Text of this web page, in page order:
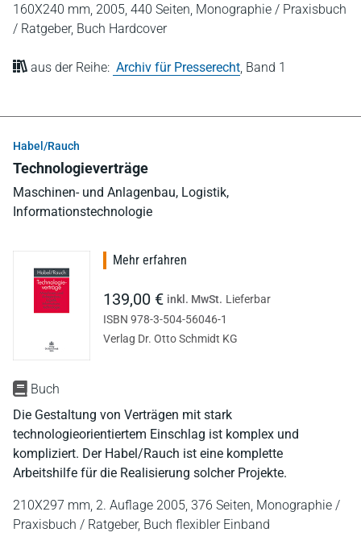
160X240 mm, 2005, 440 Seiten, Monographie / Praxisbuch
/ Ratgeber, Buch Hardcover
aus der Reihe: Archiv für Presserecht Band 1
Habel/Rauch
Technologieverträge
Maschinen- und Anlagenbau, Logistik,
Informationstechnologie
Buch
Die Gestaltung von Verträgen mit stark
technologieorientiertem Einschlag ist komplex und
kompliziert. Der Habel/Rauch ist eine komplette
Arbeitshilfe für die Realisierung solcher Projekte.
210X297 mm, 2. Auflage 2005, 376 Seiten, Monographie /
Praxisbuch / Ratgeber, Buch flexibler Einband
Mehr erfahren
139,00 € inkl. MwSt. Lieferbar
ISBN 978-3-504-56046-1
Verlag Dr. Otto Schmidt KG